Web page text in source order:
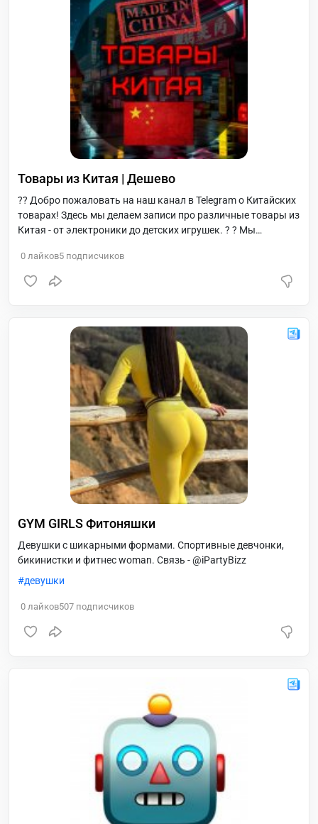
Товары из Китая | Дешево
?? Добро пожаловать на наш канал в Telegram о Китайских
товарах! Здесь мы делаем записи про различные товары из
Китая - от электроники до детских игрушек. ? ? Мы
товары, чтобы предложить вам широкий выбор продукции
из Китая. Наш канал - это настоящий сокровищница для
покупателей, которые ищут доступные и уникальные
являются популярными и
0 лайков5 подписчиков
GYM GIRLS Фитоняшки
Девушки с шикарными формами. Спортивные девчонки,
бикинистки и фитнес woman. Связь - @iPartyBizz
девушки
0 лайков507 подписчиков